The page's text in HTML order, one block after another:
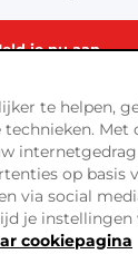
je nu aan
te helpen,
Met
op basis
via social
je instellingen
cookiepagina